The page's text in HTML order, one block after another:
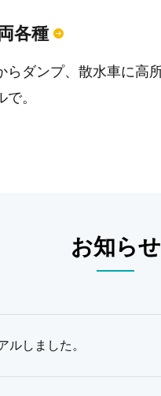
各種
らダンプ、散水車に高
で。
お知らせ
ルしました。